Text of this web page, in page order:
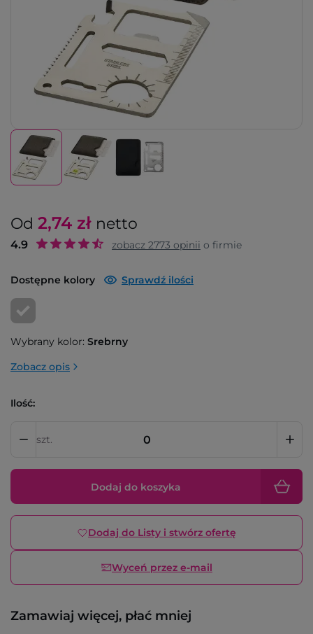
Od 2,74 zł netto
4.9 zobacz 2773 opinii o firmie
Dostępne kolory Sprawdź ilości
Wybrany kolor: Srebrny
Zobacz opis
Ilość:
szt.
Dodaj do koszyka
Dodaj do Listy i stwórz ofertę
Wyceń przez e-mail
Zamawiaj więcej, płać mniej